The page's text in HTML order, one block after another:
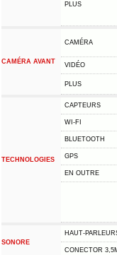
PLUS
CAMÉRA AVANT
CAMÉRA
VIDÉO
PLUS
TECHNOLOGIES
CAPTEURS
WI-FI
BLUETOOTH
GPS
EN OUTRE
SONORE
HAUT-
CONECTOR